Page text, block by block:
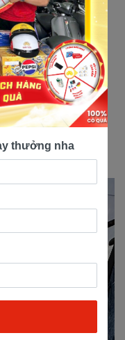
Nam Tiến Đồng
gặp nhau. Dưới
có mức giá tốt tại
19.800.000 VND
VND
VND
thưởng nha